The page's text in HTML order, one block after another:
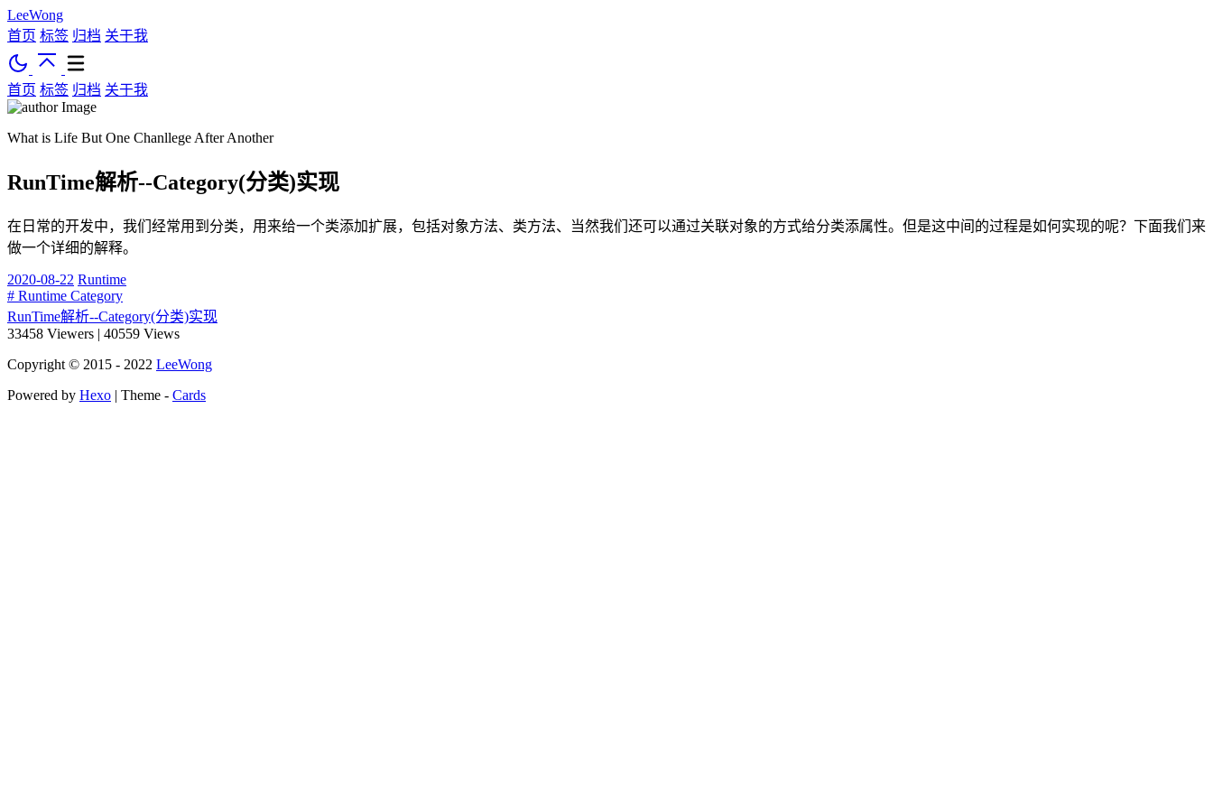
LeeWong
首页 标签 归档 关于我
首页 标签 归档 关于我
What is Life But One Chanllege After Another
RunTime解析--Category(分类)实现
在日常的开发中，我们经常用到分类，用来给一个类添加扩展，包括对象方法、类方法、当然我们还可以通过关联对象的方式给分类添属性。但是这中间的过程是如何实现的呢？下面我们来
做一个详细的解释。
2020-08-22 Runtime
# Runtime Category
RunTime解析--Category(分类)实现
33458 Viewers | 40559 Views
Copyright © 2015 - 2022 LeeWong
Powered by Hexo | Theme - Cards